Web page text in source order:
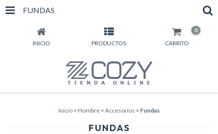
FUNDAS
INICIO PRODUCTOS CARRITO
0
Inicio > Hombre > Accesorios > Fundas
FUNDAS